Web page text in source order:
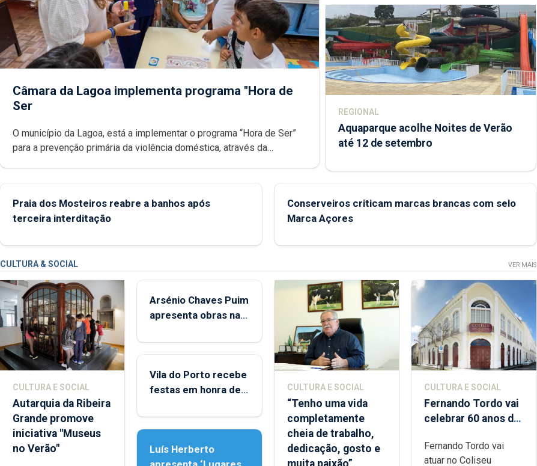
Câmara da Lagoa implementa programa "Hora de
Ser
O município da Lagoa, está a implementar o programa “Hora de Ser”
para a prevenção primária da violência doméstica, através da
REGIONAL
Aquaparque acolhe Noites de Verão
até 12 de setembro
Praia dos Mosteiros reabre a banhos após
terceira interditação
Conserveiros criticam marcas brancas com selo
Marca Açores
CULTURA & SOCIAL VER MAIS
CULTURA E SOCIAL
Autarquia da Ribeira
Grande promove
iniciativa "Museus
no Verão"
Arsénio Chaves Puim
apresenta obras na
Porto
Vila do Porto recebe
festas em honra de
Assunção
Luís Herberto
CULTURA E SOCIAL
“Tenho uma vida
completamente
cheia de trabalho,
dedicação, gosto e
CULTURA E SOCIAL
Fernando Tordo vai
celebrar 60 anos de
Micaelense
Fernando Tordo vai
atuar no Coliseu